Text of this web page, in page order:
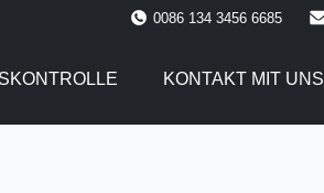
0086 134 3456 6685
KONTAKT MIT UNS